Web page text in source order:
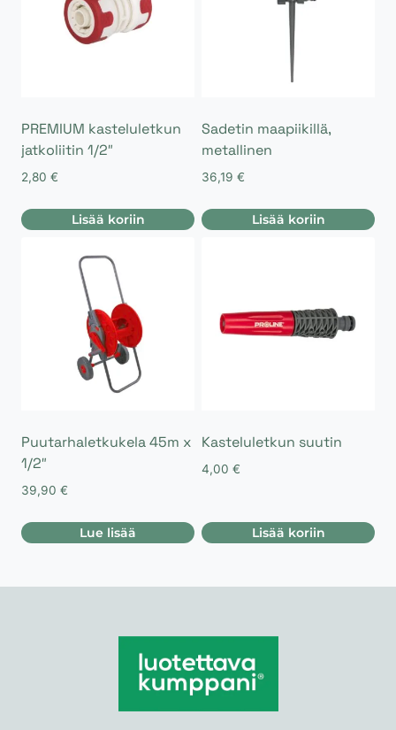
PREMIUM kasteluletkun
jatkoliitin 1/2″
2,80 €
Lisää koriin
Sadetin maapiikillä,
metallinen
36,19 €
Lisää koriin
Puutarhaletkukela 45m x
1/2″
39,90 €
Lue lisää
Kasteluletkun suutin
4,00 €
Lisää koriin